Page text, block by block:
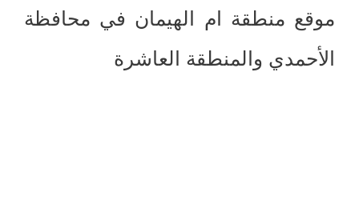
موقع منطقة ام الهيمان في محافظة
الأحمدي والمنطقة العاشرة